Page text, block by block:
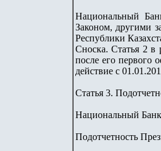
Национальный
Законом, другими
Республики
Сноска. Статья 2 в
после его первого
действие с
Статья 3.
Национальный Банк
Подотчетность